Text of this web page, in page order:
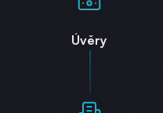
Úvěry